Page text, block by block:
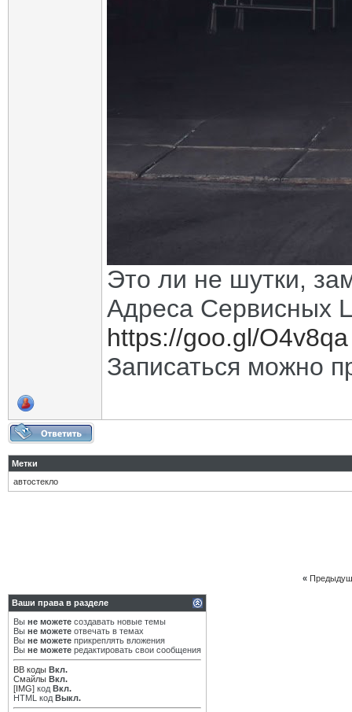
Это ли не шутки,
Адреса Сервисных
https://goo.gl/O4v8qa
Записаться можно
Метки
автостекло
«
Ваши права в разделе
Вы не можете создавать новые темы
Вы не можете отвечать в темах
Вы не можете прикреплять вложения
Вы не можете редактировать свои сообщения
BB коды Вкл.
Смайлы Вкл.
[IMG] код Вкл.
HTML код Выкл.